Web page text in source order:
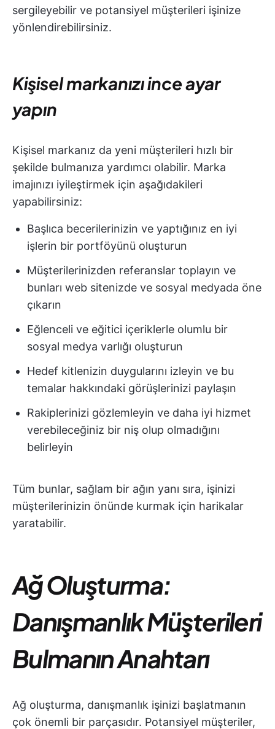
sergileyebilir ve potansiyel müşterileri işinize
yönlendirebilirsiniz.
Kişisel markanızı ince ayar
yapın
Kişisel markanız da yeni müşterileri hızlı bir
şekilde bulmanıza yardımcı olabilir. Marka
imajınızı iyileştirmek için aşağıdakileri
yapabilirsiniz:
Başlıca becerilerinizin ve yaptığınız en iyi
işlerin bir portföyünü oluşturun
Müşterilerinizden referanslar toplayın ve
bunları web sitenizde ve sosyal medyada öne
çıkarın
Eğlenceli ve eğitici içeriklerle olumlu bir
sosyal medya varlığı oluşturun
Hedef kitlenizin duygularını izleyin ve bu
temalar hakkındaki görüşlerinizi paylaşın
Rakiplerinizi gözlemleyin ve daha iyi hizmet
verebileceğiniz bir niş olup olmadığını
belirleyin
Tüm bunlar, sağlam bir ağın yanı sıra, işinizi
müşterilerinizin önünde kurmak için harikalar
yaratabilir.
Ağ Oluşturma:
Danışmanlık Müşterileri
Bulmanın Anahtarı
Ağ oluşturma, danışmanlık işinizi başlatmanın
çok önemli bir parçasıdır. Potansiyel müşteriler,